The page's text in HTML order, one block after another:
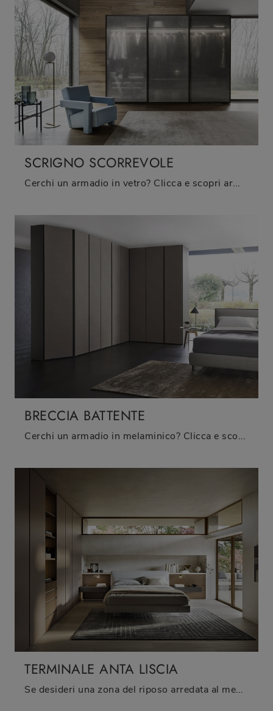
SCRIGNO SCORREVOLE
Cerchi un armadio in vetro? Clicca e scopri armadiature a muro con ante scorrevoli di Sangiacomo.
BRECCIA BATTENTE
Cerchi un armadio in melaminico? Clicca e scopri armadiature ad angolo con ante battenti di Sangiacomo.
TERMINALE ANTA LISCIA
Se desideri una zona del riposo arredata al meglio, scegli l'armadio Terminale Anta Liscia con ante battenti di Sangiacomo!